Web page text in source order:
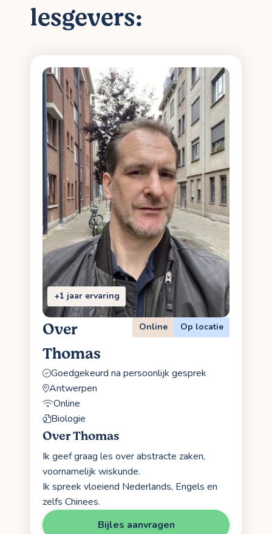
lesgevers:
+1 jaar ervaring
Over
Thomas
Online Op locatie
Goedgekeurd na persoonlijk gesprek
Antwerpen
Online
Biologie
Over Thomas
Ik geef graag les over abstracte zaken,
voornamelijk wiskunde.
Ik spreek vloeiend Nederlands, Engels en
zelfs Chinees.
Bijles aanvragen